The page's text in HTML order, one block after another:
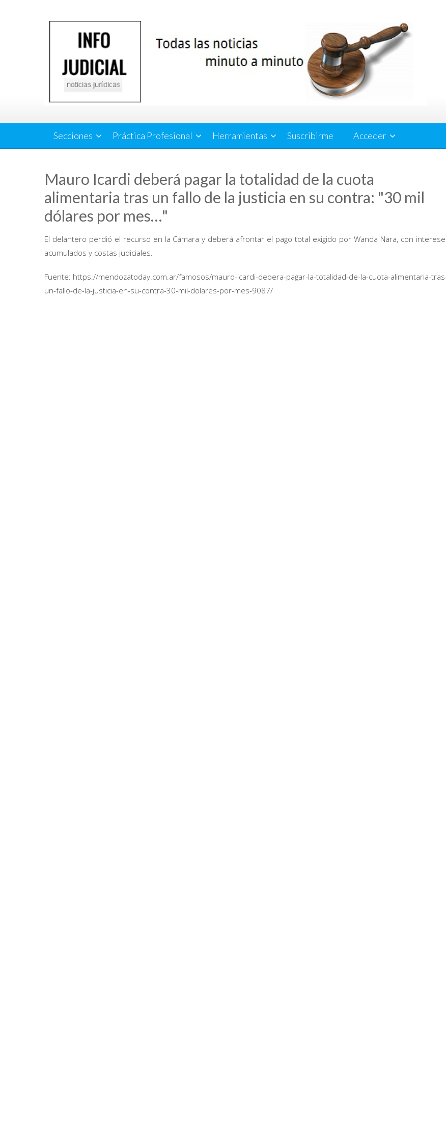
Secciones Práctica Profesional Herramientas Suscribirme Acceder
Mauro Icardi deberá pagar la totalidad de la cuota
alimentaria tras un fallo de la justicia en su contra: "30 mil
dólares por mes…"
El delantero perdió el recurso en la Cámara y deberá afrontar el pago total exigido por Wanda Nara, con
acumulados y costas judiciales.
Fuente: https://mendozatoday.com.ar/famosos/mauro-icardi-debera-pagar-la-totalidad-de-la-cuota-alimentaria-
un-fallo-de-la-justicia-en-su-contra-30-mil-dolares-por-mes-9087/